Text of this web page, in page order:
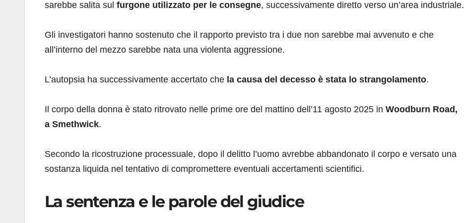
sarebbe salita sul furgone utilizzato per le consegne, successivamente diretto verso un’area industriale.
Gli investigatori hanno sostenuto che il rapporto previsto tra i due non sarebbe mai avvenuto e che
all’interno del mezzo sarebbe nata una violenta aggressione.
L’autopsia ha successivamente accertato che la causa del decesso è stata lo strangolamento.
Il corpo della donna è stato ritrovato nelle prime ore del mattino dell’11 agosto 2025 in Woodburn Road,
a Smethwick.
Secondo la ricostruzione processuale, dopo il delitto l’uomo avrebbe abbandonato il corpo e versato una
sostanza liquida nel tentativo di compromettere eventuali accertamenti scientifici.
La sentenza e le parole del giudice